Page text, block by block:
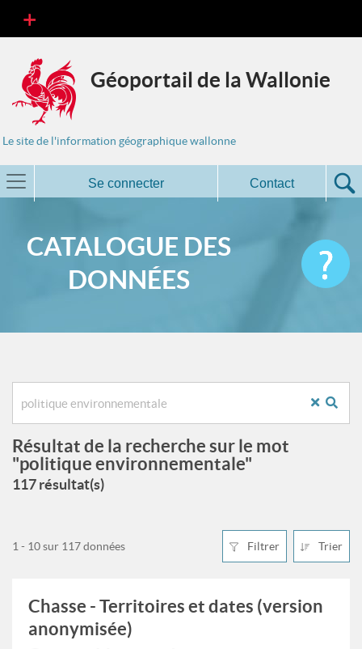
Géoportail de la Wallonie
Le site de l'information géographique wallonne
Se connecter Contact
CATALOGUE DES
DONNÉES
Résultat de la recherche sur le mot
"politique environnementale"
117 résultat(s)
Filtrer Trier
1 - 10 sur 117 données
Chasse - Territoires et dates (version
anonymisée)